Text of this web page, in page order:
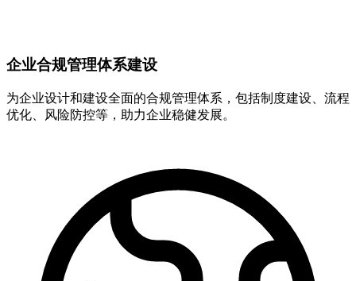
企业合规管理体系建设
为企业设计和建设全面的合规管理体系，包括制度建设、流程
优化、风险防控等，助力企业稳健发展。